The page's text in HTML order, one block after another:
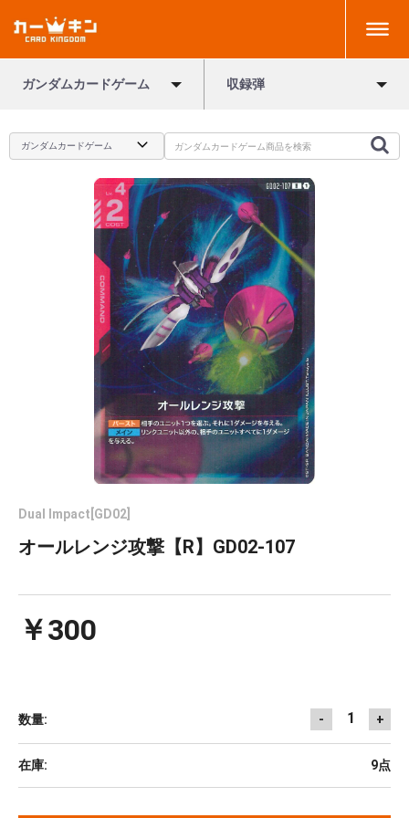
ガンダムカードゲーム 収録弾
Dual Impact[GD02]
オールレンジ攻撃【R】GD02-107
￥300
数量: - 1 +
在庫: 9点